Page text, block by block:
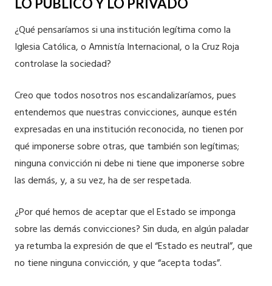
LO PÚBLICO Y LO PRIVADO
¿Qué pensaríamos si una institución legítima como la
Iglesia Católica, o Amnistía Internacional, o la Cruz Roja
controlase la sociedad?
Creo que todos nosotros nos escandalizaríamos, pues
entendemos que nuestras convicciones, aunque estén
expresadas en una institución reconocida, no tienen por
qué imponerse sobre otras, que también son legítimas;
ninguna convicción ni debe ni tiene que imponerse sobre
las demás, y, a su vez, ha de ser respetada.
¿Por qué hemos de aceptar que el Estado se imponga
sobre las demás convicciones? Sin duda, en algún paladar
ya retumba la expresión de que el “Estado es neutral”, que
no tiene ninguna convicción, y que “acepta todas”.